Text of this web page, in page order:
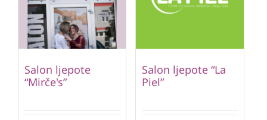
Salon ljepote
“Mirče's”
Salon ljepote “La
Piel”